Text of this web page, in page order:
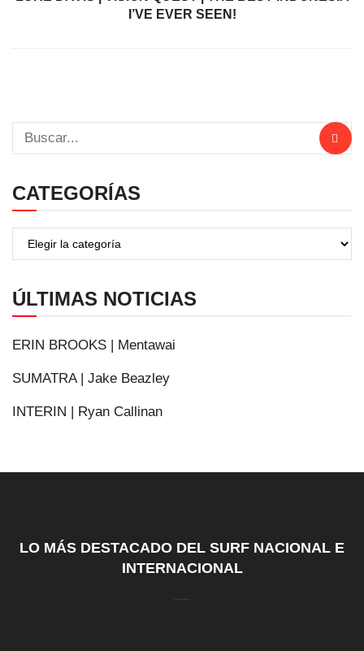
I’VE EVER SEEN!
CATEGORÍAS
ÚLTIMAS NOTICIAS
ERIN BROOKS | Mentawai
SUMATRA | Jake Beazley
INTERIN | Ryan Callinan
LO MÁS DESTACADO DEL SURF NACIONAL E
INTERNACIONAL